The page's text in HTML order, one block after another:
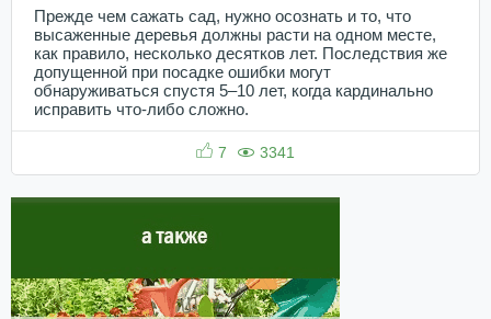
Прежде чем сажать сад, нужно осознать и то, что
высаженные деревья должны расти на одном месте,
как правило, несколько десятков лет. Последствия же
допущенной при посадке ошибки могут
обнаруживаться спустя 5–10 лет, когда кардинально
исправить что-либо сложно.
7 3341